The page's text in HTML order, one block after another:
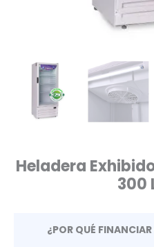
Heladera
300
¿POR QUÉ